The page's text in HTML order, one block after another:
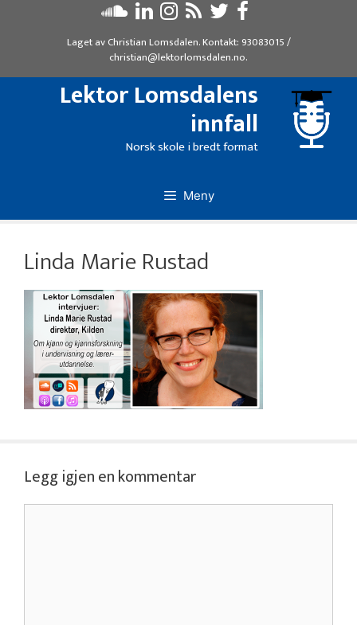
Laget avChristian Lomsdalen. Kontakt: 93083015/
christian@lektorlomsdalen.no.
Lektor Lomsdalens
innfall
Norsk skole i bredt format
Meny
Linda Marie Rustad
Legg igjen en kommentar